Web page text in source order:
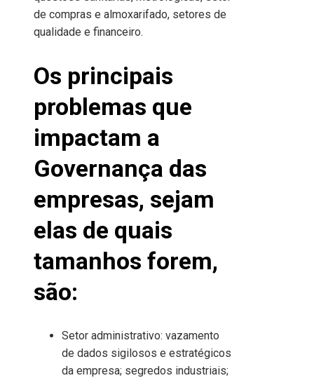
de compras e almoxarifado, setores de
qualidade e financeiro.
Os principais
problemas que
impactam a
Governança das
empresas, sejam
elas de quais
tamanhos forem,
são:
Setor administrativo: vazamento
de dados sigilosos e estratégicos
da empresa; segredos industriais;